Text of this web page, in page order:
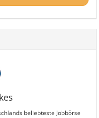
beliebteste Jobbörse